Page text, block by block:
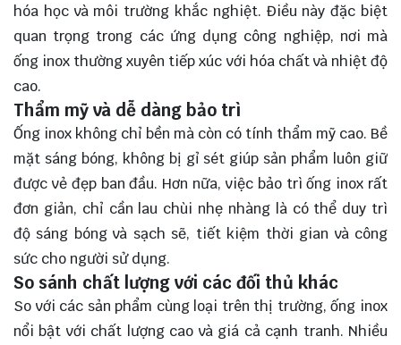
hóa học và môi trường khắc nghiệt. Điều này đặc biệt
quan trọng trong các ứng dụng công nghiệp, nơi mà
ống inox thường xuyên tiếp xúc với hóa chất và nhiệt độ
cao.
Thẩm mỹ và dễ dàng bảo trì
Ống inox không chỉ bền mà còn có tính thẩm mỹ cao. Bề
mặt sáng bóng, không bị gỉ sét giúp sản phẩm luôn giữ
được vẻ đẹp ban đầu. Hơn nữa, việc bảo trì ống inox rất
đơn giản, chỉ cần lau chùi nhẹ nhàng là có thể duy trì
độ sáng bóng và sạch sẽ, tiết kiệm thời gian và công
sức cho người sử dụng.
So sánh chất lượng với các đối thủ khác
So với các sản phẩm cùng loại trên thị trường, ống inox
nổi bật với chất lượng cao và giá cả cạnh tranh. Nhiều